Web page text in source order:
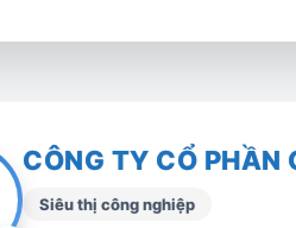
nước làm mát
CÔNG TY CỔ PHẦN
Siêu thị công nghiệp